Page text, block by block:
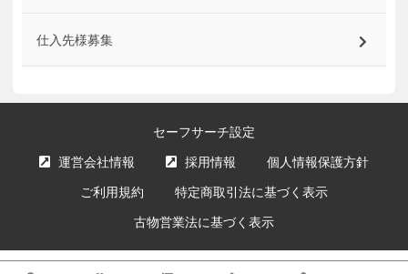
仕入先様募集
セーフサーチ設定
運営会社情報 採用情報 個人情報保護方針
ご利用規約 特定商取引法に基づく表示
古物営業法に基づく表示